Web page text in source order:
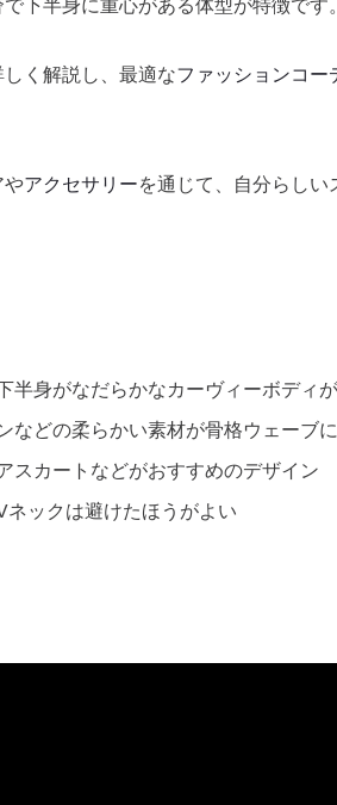
く解説し、最適なファッションコー
やアクセサリーを通じて、自分らしい
半身がなだらかなカーヴィーボディ
などの柔らかい素材が骨格ウェーブ
スカートなどがおすすめのデザイン
ックは避けたほうがよい